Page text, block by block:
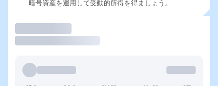
暗号資産を運用して受動的所得を得ましょう。